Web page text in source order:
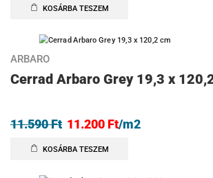
KOSÁRBA TESZEM
AKCIÓ
ARBARO
Cerrad Arbaro Grey 19,3 x
11.590Ft 11.200 Ft/m2
KOSÁRBA TESZEM